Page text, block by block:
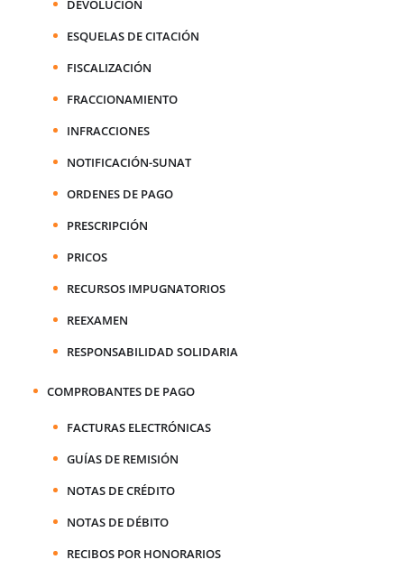
DEVOLUCIÓN
ESQUELAS DE CITACIÓN
FISCALIZACIÓN
FRACCIONAMIENTO
INFRACCIONES
NOTIFICACIÓN-SUNAT
ORDENES DE PAGO
PRESCRIPCIÓN
PRICOS
RECURSOS IMPUGNATORIOS
REEXAMEN
RESPONSABILIDAD SOLIDARIA
COMPROBANTES DE PAGO
FACTURAS ELECTRÓNICAS
GUÍAS DE REMISIÓN
NOTAS DE CRÉDITO
NOTAS DE DÉBITO
RECIBOS POR HONORARIOS